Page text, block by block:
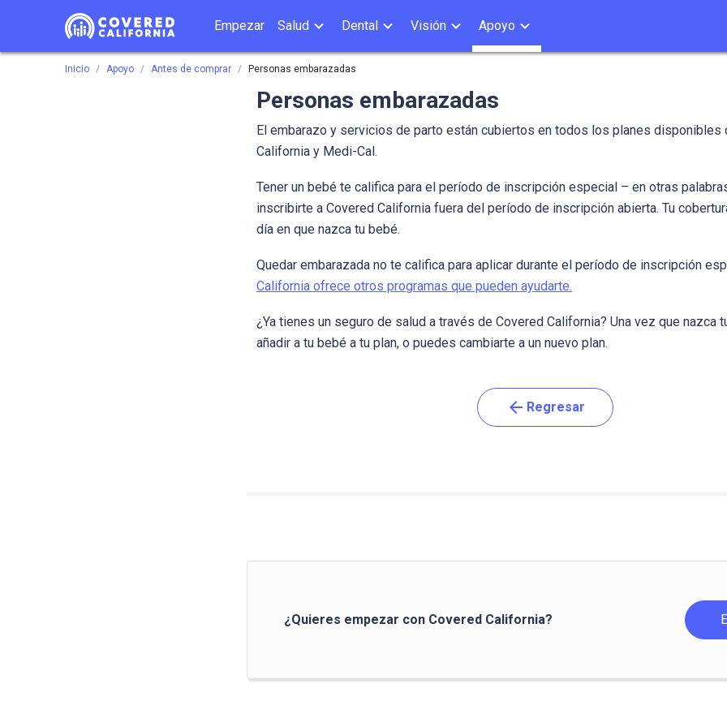
Empezar Salud Dental Visión Apoyo
Inicio Apoyo Antes de comprar Personas embarazadas
Personas embarazadas
El embarazo y servicios de parto están cubiertos en todos los planes disponibles
California y Medi-Cal.
Tener un bebé te califica para el período de inscripción especial – en otras
inscribirte a Covered California fuera del período de inscripción abierta. Tu
día en que nazca tu bebé.
Quedar embarazada no te califica para aplicar durante el período de inscripción
California ofrece otros programas que pueden ayudarte.
¿Ya tienes un seguro de salud a través de Covered California? Una vez que nazca
añadir a tu bebé a tu plan, o puedes cambiarte a un nuevo plan.
arrow_back Regresar
¿Quieres empezar con Covered California?